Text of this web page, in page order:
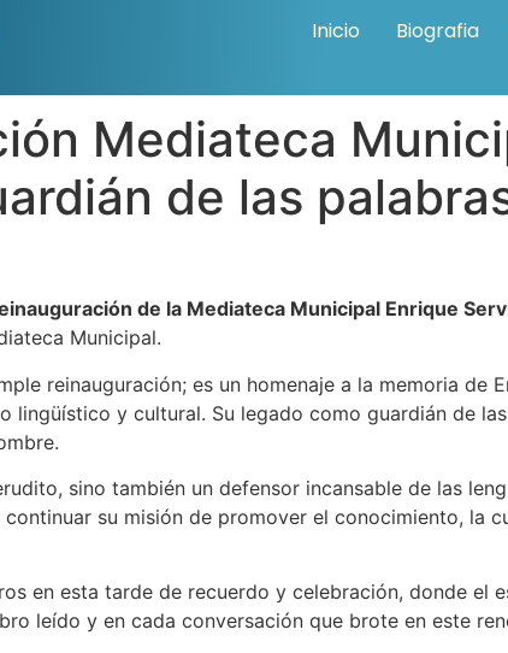
Inicio Biografia
Mediateca
de las
de la Mediateca Municipal Enrique
Municipal.
reinauguración; es un homenaje a la memoria
lingüístico y cultural. Su legado como guardián de
sino también un defensor incansable de las
continuar su misión de promover el conocimiento, la
en esta tarde de recuerdo y celebración, donde el
leído y en cada conversación que brote en este